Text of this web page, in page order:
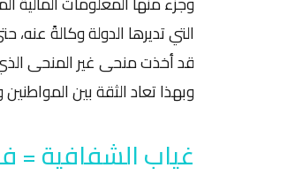
التي تديرها الدولة وكالةً
قد أخذت منحى غير المنحى الذي
وبهذا تعاد الثقة بين
غياب الشفافية =